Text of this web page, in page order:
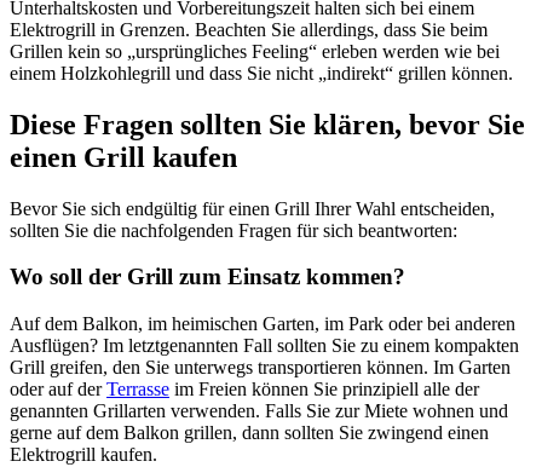
Unterhaltskosten und Vorbereitungszeit halten sich bei einem
Elektrogrill in Grenzen. Beachten Sie allerdings, dass Sie beim
Grillen kein so „ursprüngliches Feeling“ erleben werden wie bei
einem Holzkohlegrill und dass Sie nicht „indirekt“ grillen können.
Diese Fragen sollten Sie klären, bevor Sie
einen Grill kaufen
Bevor Sie sich endgültig für einen Grill Ihrer Wahl entscheiden,
sollten Sie die nachfolgenden Fragen für sich beantworten:
Wo soll der Grill zum Einsatz kommen?
Auf dem Balkon, im heimischen Garten, im Park oder bei anderen
Ausflügen? Im letztgenannten Fall sollten Sie zu einem kompakten
Grill greifen, den Sie unterwegs transportieren können. Im Garten
oder auf derTerrasse im Freien können Sie prinzipiell alle der
genannten Grillarten verwenden. Falls Sie zur Miete wohnen und
gerne auf dem Balkon grillen, dann sollten Sie zwingend einen
Elektrogrill kaufen.